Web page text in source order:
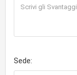
Sede: